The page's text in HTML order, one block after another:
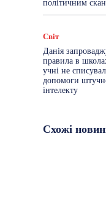
політичним
Світ
Данія
правила в
учні не
допомоги
інтелекту
Схожі